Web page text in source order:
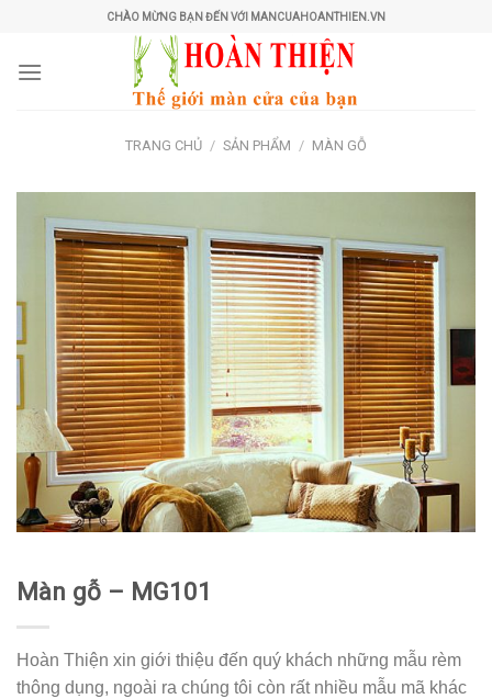
content
CHÀO MỪNG BẠN ĐẾN VỚI MANCUAHOANTHIEN.VN
TRANG CHỦ / SẢN PHẨM / MÀN GỖ
Màn gỗ – MG101
Hoàn Thiện xin giới thiệu đến quý khách những mẫu rèm
thông dụng, ngoài ra chúng tôi còn rất nhiều mẫu mã khác